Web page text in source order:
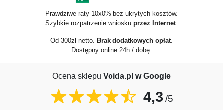
Prawdziwe raty 10x0% bez ukrytych kosztów.
Szybkie rozpatrzenie wniosku przez Internet
Od 300zł netto. Brak dodatkowych opłat
Dostępny online 24h / dobę.
Ocena sklepu Voida.pl w Google
4,3 /5